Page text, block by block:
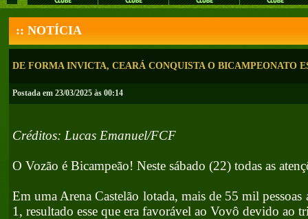
:: NOTÍCIA
DE FORMA INVICTA, CEARÁ CONQUISTA O BICAMPEONATO
Postada em 23/03/2025 às 00:14
Créditos: Lucas Emanuel/FCF
O Vozão é Bicampeão! Neste sábado (22) todas as
Em uma Arena Castelão lotada, mais de 55 mil
1, resultado esse que era favorável ao Vovô devido ao